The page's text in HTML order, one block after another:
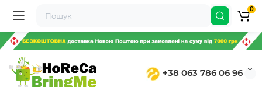
+38 063 786 06 96
0